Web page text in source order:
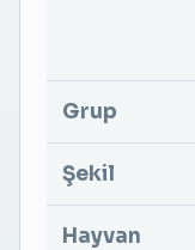
Grup
Şekil
Hayvan